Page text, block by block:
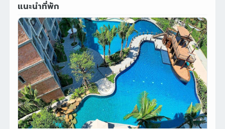
แนะนำที่พัก